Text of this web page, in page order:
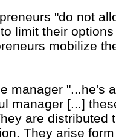
"do not
limit their
mobilize
manager "...he's
manager [...]
are distributed
They arise